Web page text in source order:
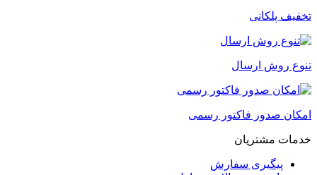
تخفیف پلکانی
تنوع روش ارسال
امکان صدور فاکتور رسمی
خدمات مشتریان
پیگیری سفارش